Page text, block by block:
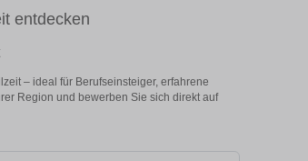
entdecken
– ideal für Berufseinsteiger, erfahrene
Region und bewerben Sie sich direkt auf